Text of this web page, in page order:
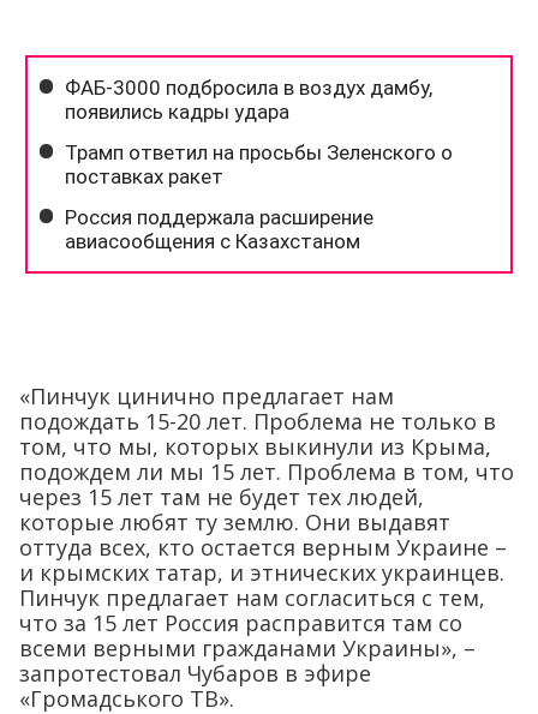
«Пинчук цинично предлагает нам
подождать 15-20 лет. Проблема не только в
том, что мы, которых выкинули из Крыма,
подождем ли мы 15 лет. Проблема в том, что
через 15 лет там не будет тех людей,
которые любят ту землю. Они выдавят
оттуда всех, кто остается верным Украине –
и крымских татар, и этнических украинцев.
Пинчук предлагает нам согласиться с тем,
что за 15 лет Россия расправится там со
всеми верными гражданами Украины», –
запротестовал Чубаров в эфире
«Громадського ТВ».